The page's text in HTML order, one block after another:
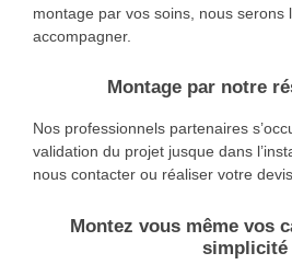
montage par vos soins, nous serons
accompagner.
Montage par notre
Nos professionnels partenaires
validation du projet jusque dans
nous contacter ou réaliser votre
Montez vous même vos
simplicité